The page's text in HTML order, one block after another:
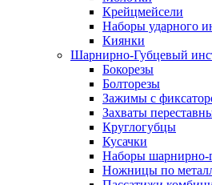
Крейцмейсели
Наборы ударного
Киянки
Шарнирно-Губцевый
Бокорезы
Болторезы
Зажимы с
Захваты
Круглогубцы
Кусачки
Наборы шарнирно-
Ножницы по